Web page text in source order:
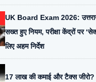
UK Board Exam 2026:
सख्त हुए नियम, परीक्षा केंद्रों पर
लिए अहम निर्देश
17 लाख की कमाई और टैक्स जीरो?